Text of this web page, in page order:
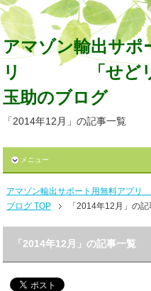
アマゾン輸出サポ
リ 「せどリ
玉助のブログ
「2014年12月」の記事一覧
メニュー
アマゾン輸出サポート用無料ア
ブログ TOP
「2014年12月」の
「2014年12月」の記事一覧